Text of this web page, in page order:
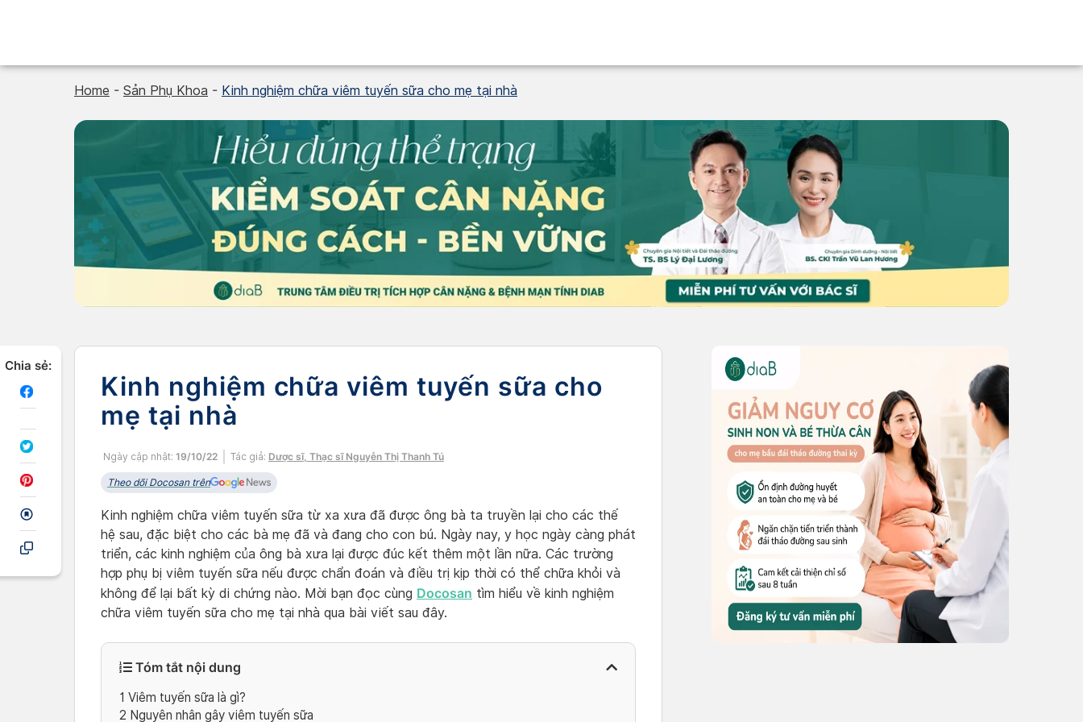
Home - Sản Phụ Khoa - Kinh nghiệm chữa viêm tuyến sữa cho mẹ tại nhà
Chia sẻ:
Kinh nghiệm chữa viêm tuyến sữa cho
mẹ tại nhà
Ngày cập nhật: 19/10/22 Tác giả: Dược sĩ, Thạc sĩ Nguyễn Thị Thanh Tú
Theo dõi Docosan trên
Kinh nghiệm chữa viêm tuyến sữa từ xa xưa đã được ông bà ta truyền lại cho các thế
hệ sau, đặc biệt cho các bà mẹ đã và đang cho con bú. Ngày nay, y học ngày càng phát
triển, các kinh nghiệm của ông bà xưa lại được đúc kết thêm một lần nữa. Các trường
hợp phụ bị viêm tuyến sữa nếu được chẩn đoán và điều trị kịp thời có thể chữa khỏi và
không để lại bất kỳ di chứng nào. Mời bạn đọc cùng Docosan tìm hiểu về kinh nghiệm
chữa viêm tuyến sữa cho mẹ tại nhà qua bài viết sau đây.
Tóm tắt nội dung
1 Viêm tuyến sữa là gì?
2 Nguyên nhân gây viêm tuyến sữa